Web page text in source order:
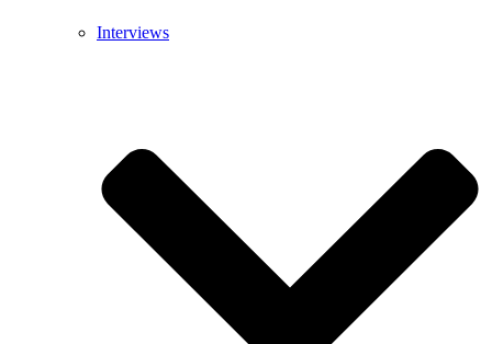
Interviews